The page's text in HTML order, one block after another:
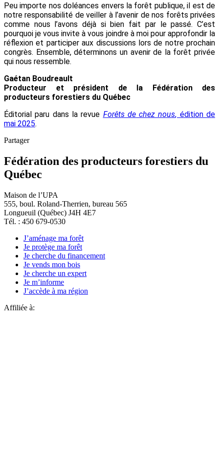
Peu importe nos doléances envers la forêt publique, il est de
notre responsabilité de veiller à l’avenir de nos forêts privées
comme nous l’avons déjà si bien fait par le passé. C’est
pourquoi je vous invite à vous joindre à moi pour approfondir la
réflexion et participer aux discussions lors de notre prochain
congrès. Ensemble, déterminons un avenir de la forêt privée
qui nous ressemble.
Gaétan Boudreault
Producteur et président de la Fédération des
producteurs forestiers du Québec
Éditorial paru dans la revue Forêts de chez nous, édition de
mai 2025.
Partager
Fédération des producteurs forestiers du
Québec
Maison de l’UPA
555, boul. Roland-Therrien, bureau 565
Longueuil (Québec) J4H 4E7
Tél. : 450 679-0530
J’aménage ma forêt
Je protège ma forêt
Je cherche du financement
Je vends mon bois
Je cherche un expert
Je m’informe
J’accède à ma région
Affiliée à: